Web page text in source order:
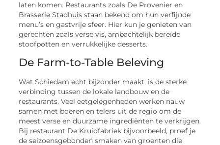
laten komen. Restaurants zoals De Provenier en
Brasserie Stadhuis staan bekend om hun verfijnde
menu’s en gastvrije sfeer. Hier kun je genieten van
gerechten zoals verse vis, ambachtelijk bereide
stoofpotten en verrukkelijke desserts.
De Farm-to-Table Beleving
Wat Schiedam echt bijzonder maakt, is de sterke
verbinding tussen de lokale landbouw en de
restaurants. Veel eetgelegenheden werken nauw
samen met boeren en telers uit de regio om de
meest verse en duurzame ingrediënten te verkrijgen.
Bij restaurant De Kruidfabriek bijvoorbeeld, proef je
de seizoensgebonden smaken van groenten die